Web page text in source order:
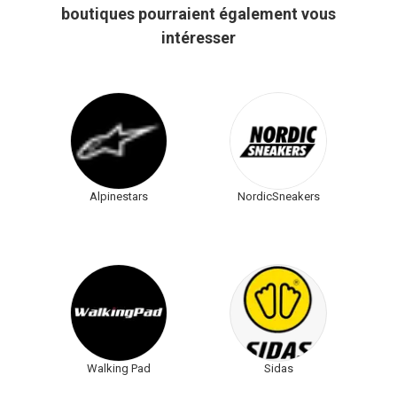
boutiques pourraient également vous
intéresser
Alpinestars NordicSneakers
Walking Pad Sidas